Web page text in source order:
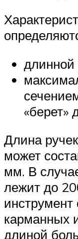
длинной
«берет»
Длина
может
мм. В
лежит до
инструмент
карманных
длиной